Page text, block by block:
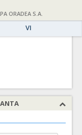
ORADEA S.A.
VI